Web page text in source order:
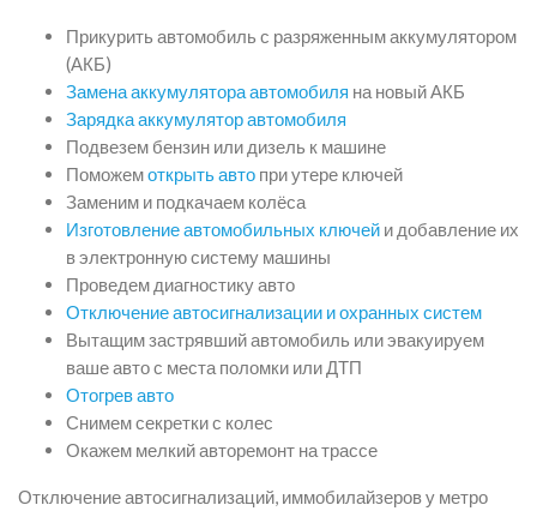
Прикурить автомобиль с разряженным аккумулятором
(АКБ)
Замена аккумулятора автомобиля на новый АКБ
Зарядка аккумулятор автомобиля
Подвезем бензин или дизель к машине
Поможемоткрыть авто при утере ключей
Заменим и подкачаем колёса
Изготовление автомобильных ключей и добавление их
в электронную систему машины
Проведем диагностику авто
Отключение автосигнализации и охранных систем
Вытащим застрявший автомобиль или эвакуируем
ваше авто с места поломки или ДТП
Отогрев авто
Снимем секретки с колес
Окажем мелкий авторемонт на трассе
Отключение автосигнализаций, иммобилайзеров у метро